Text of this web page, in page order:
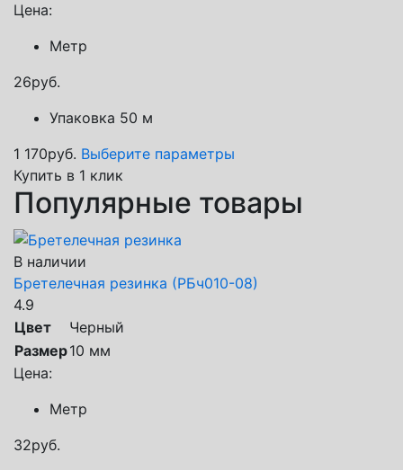
Цена:
Метр
26руб.
Упаковка 50 м
1 170руб. Выберите параметры
Купить в 1 клик
Популярные товары
В наличии
Бретелечная резинка (РБч010-08)
4.9
Цвет
Черный
Размер10 мм
Цена:
Метр
32руб.